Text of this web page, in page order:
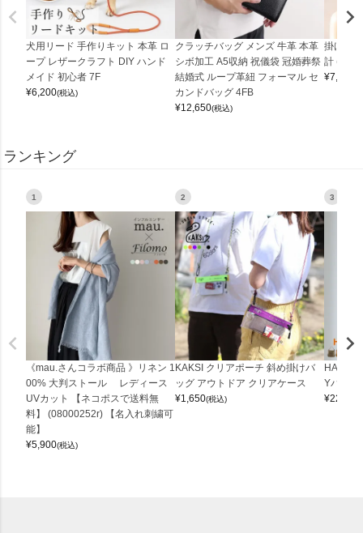
犬用リード 手作りキット 本革 ロ
ープ レザークラフト DIY ハンド
メイド 初心者 7F
¥6,200(税込)
クラッチバッグ メンズ 牛革 本革
シボ加工 A5収納 祝儀袋 冠婚葬祭
結婚式 ループ革紐 フォーマル セ
カンドバッグ 4FB
¥12,650(税込)
掛け時
計
¥7,150
ランキング
1
《mau.さんコラボ商品 》リネン 1
00% 大判ストール レディース
UVカット 【ネコポスで送料無
料】 (08000252r) 【名入れ刺繍可
能】
¥5,900(税込)
2
KAKSI クリアポーチ 斜め掛けバ
ッグ アウトドア クリアケース
¥1,650(税込)
3
Yバッグ
¥22,000